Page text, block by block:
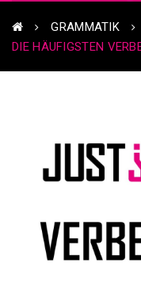
GRAMMATIK
DIE HÄUFIGSTEN